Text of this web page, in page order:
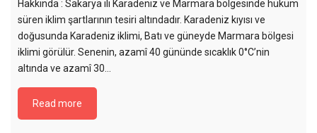
Hakkında : Sakarya ili Karadeniz ve Marmara bölgesinde hüküm
süren iklim şartlarının tesiri altındadır. Karadeniz kıyısı ve
doğusunda Karadeniz iklimi, Batı ve güneyde Marmara bölgesi
iklimi görülür. Senenin, azamî 40 gününde sıcaklık 0°C’nin
altında ve azamî 30…
Read more